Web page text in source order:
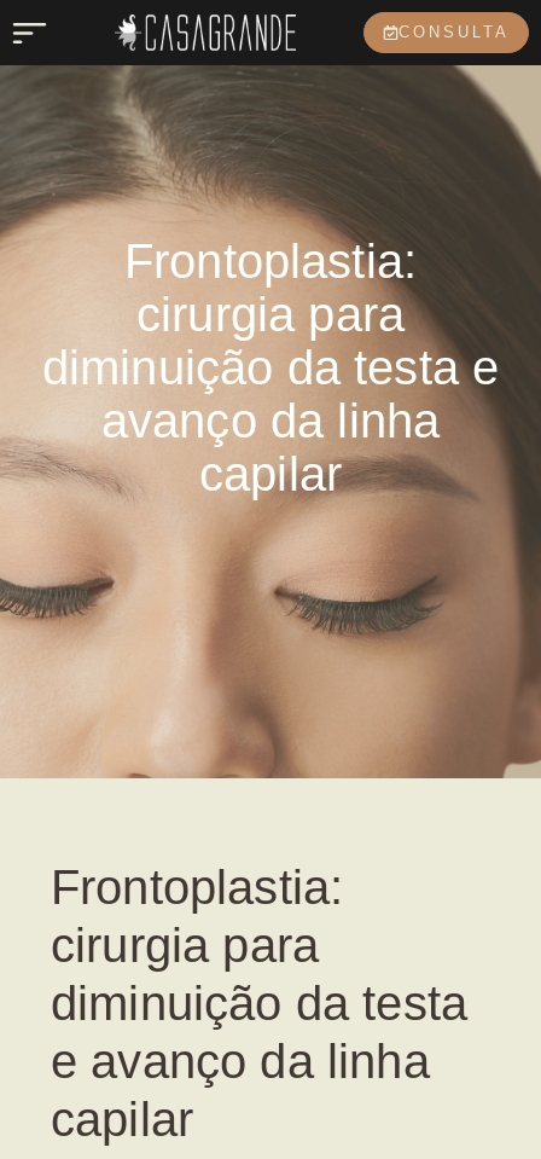
CONSULTA
Frontoplastia:
cirurgia para
diminuição da testa e
avanço da linha
capilar
Frontoplastia:
cirurgia para
diminuição da testa
e avanço da linha
capilar